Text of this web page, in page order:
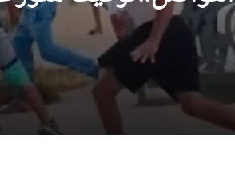
الاعتداء على حرمة
الكيفان